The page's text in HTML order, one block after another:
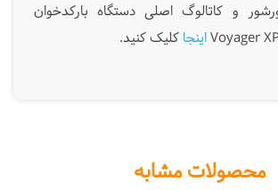
و کاتالوگ اصلی دستگاه بارکدخوان
اینجا کلیک کنید.
محصولات مشابه